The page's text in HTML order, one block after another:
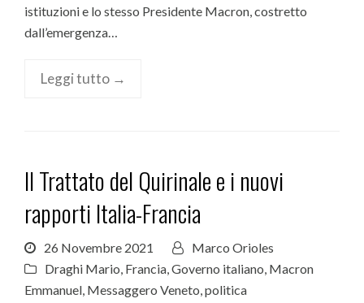
istituzioni e lo stesso Presidente Macron, costretto
dall’emergenza…
Leggi tutto →
Il Trattato del Quirinale e i nuovi
rapporti Italia-Francia
26 Novembre 2021
Marco Orioles
Draghi Mario, Francia,Governo italiano, Macron
Emmanuel, Messaggero Veneto,politica